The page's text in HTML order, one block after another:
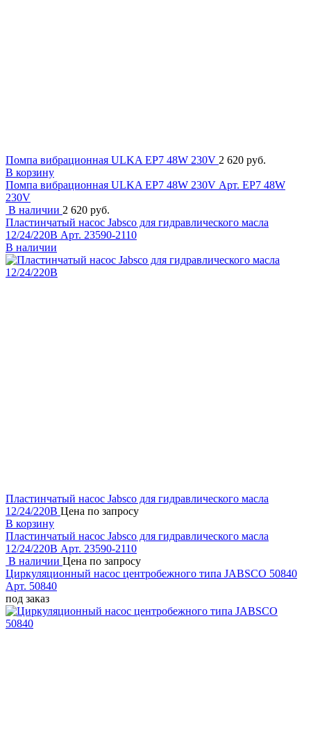
Помпа вибрационная ULKA EP7 48W 230V 2 620 руб.
В корзину
Помпа вибрационная ULKA EP7 48W 230V Арт. EP7 48W
230V
В наличии 2 620 руб.
Пластинчатый насос Jabsco для гидравлического масла
12/24/220В Арт. 23590-2110
В наличии
Пластинчатый насос Jabsco для гидравлического масла
12/24/220В Цена по запросу
В корзину
Пластинчатый насос Jabsco для гидравлического масла
12/24/220В Арт. 23590-2110
В наличии Цена по запросу
Циркуляционный насос центробежного типа JABSCO 50840
Арт. 50840
под заказ